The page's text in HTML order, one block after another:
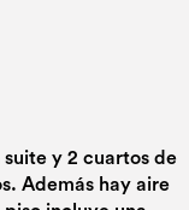
y 2 cuartos de
Además hay aire